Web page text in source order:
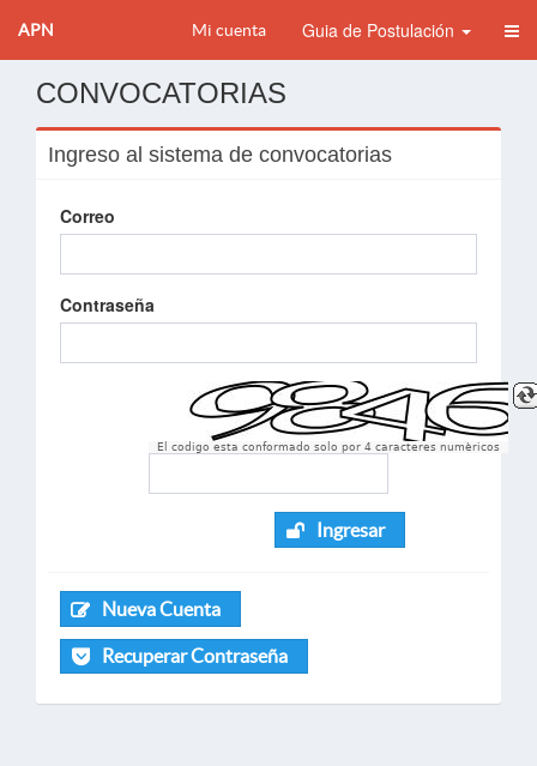
APN Mi cuenta Guia de Postulación
CONVOCATORIAS
Ingreso al sistema de convocatorias
Correo
Contraseña
El codigo esta conformado solo por 4 caracteres numèricos
Ingresar
Nueva Cuenta
Recuperar Contraseña